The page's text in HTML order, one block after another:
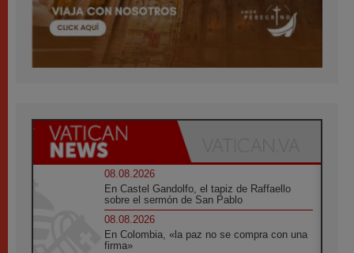
08.08.2026
En Castel Gandolfo, el tapiz de Raffaello
sobre el sermón de San Pablo
08.08.2026
En Colombia, «la paz no se compra con una
firma»